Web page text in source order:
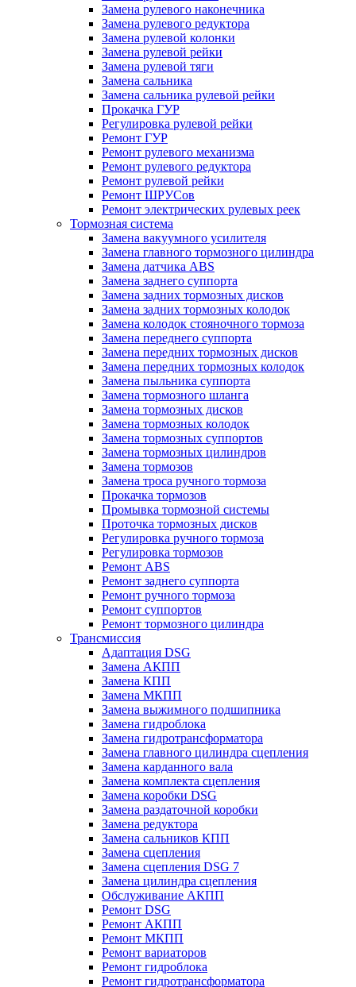
Замена рулевого наконечника
Замена рулевого редуктора
Замена рулевой колонки
Замена рулевой рейки
Замена рулевой тяги
Замена сальника
Замена сальника рулевой рейки
Прокачка ГУР
Регулировка рулевой рейки
Ремонт ГУР
Ремонт рулевого механизма
Ремонт рулевого редуктора
Ремонт рулевой рейки
Ремонт ШРУСов
Ремонт электрических рулевых реек
Тормозная система
Замена вакуумного усилителя
Замена главного тормозного цилиндра
Замена датчика ABS
Замена заднего суппорта
Замена задних тормозных дисков
Замена задних тормозных колодок
Замена колодок стояночного тормоза
Замена переднего суппорта
Замена передних тормозных дисков
Замена передних тормозных колодок
Замена пыльника суппорта
Замена тормозного шланга
Замена тормозных дисков
Замена тормозных колодок
Замена тормозных суппортов
Замена тормозных цилиндров
Замена тормозов
Замена троса ручного тормоза
Прокачка тормозов
Промывка тормозной системы
Проточка тормозных дисков
Регулировка ручного тормоза
Регулировка тормозов
Ремонт ABS
Ремонт заднего суппорта
Ремонт ручного тормоза
Ремонт суппортов
Ремонт тормозного цилиндра
Трансмиссия
Адаптация DSG
Замена АКПП
Замена КПП
Замена МКПП
Замена выжимного подшипника
Замена гидроблока
Замена гидротрансформатора
Замена главного цилиндра сцепления
Замена карданного вала
Замена комплекта сцепления
Замена коробки DSG
Замена раздаточной коробки
Замена редуктора
Замена сальников КПП
Замена сцепления
Замена сцепления DSG 7
Замена цилиндра сцепления
Обслуживание АКПП
Ремонт DSG
Ремонт АКПП
Ремонт МКПП
Ремонт вариаторов
Ремонт гидроблока
Ремонт гидротрансформатора